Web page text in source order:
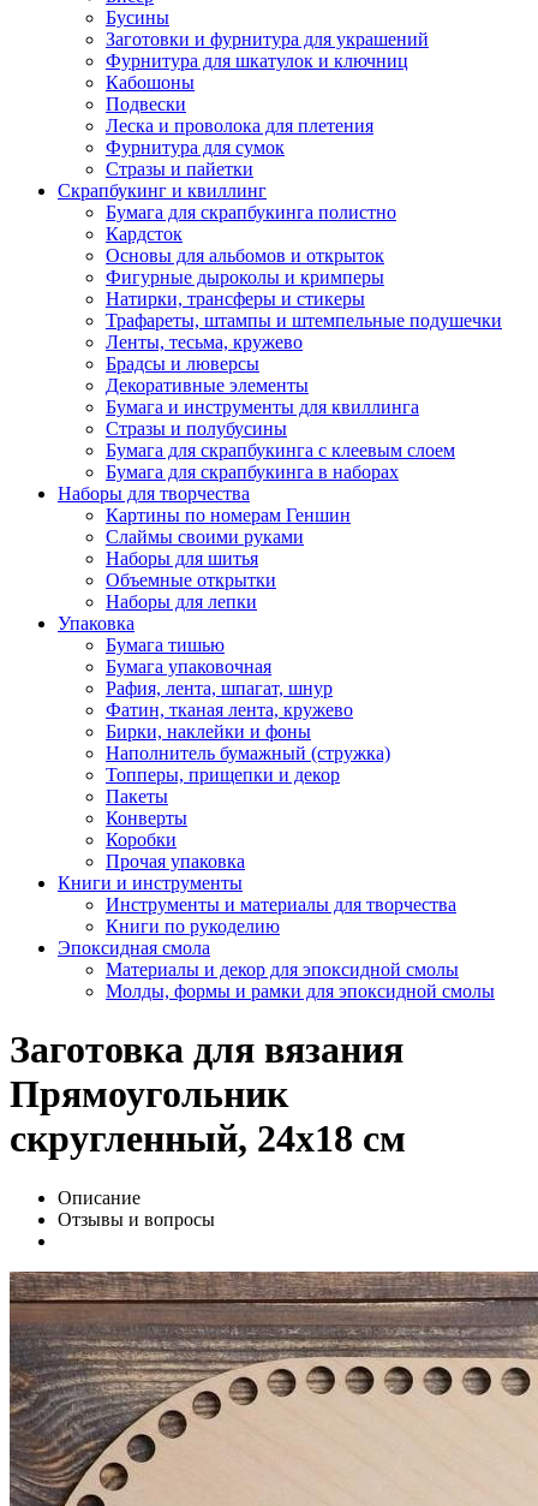
Бусины
Заготовки и фурнитура для украшений
Фурнитура для шкатулок и ключниц
Кабошоны
Подвески
Леска и проволока для плетения
Фурнитура для сумок
Стразы и пайетки
Скрапбукинг и квиллинг
Бумага для скрапбукинга полистно
Кардсток
Основы для альбомов и открыток
Фигурные дыроколы и кримперы
Натирки, трансферы и стикеры
Трафареты, штампы и штемпельные подушечки
Ленты, тесьма, кружево
Брадсы и люверсы
Декоративные элементы
Бумага и инструменты для квиллинга
Стразы и полубусины
Бумага для скрапбукинга с клеевым слоем
Бумага для скрапбукинга в наборах
Наборы для творчества
Картины по номерам Геншин
Слаймы своими руками
Наборы для шитья
Объемные открытки
Наборы для лепки
Упаковка
Бумага тишью
Бумага упаковочная
Рафия, лента, шпагат, шнур
Фатин, тканая лента, кружево
Бирки, наклейки и фоны
Наполнитель бумажный (стружка)
Топперы, прищепки и декор
Пакеты
Конверты
Коробки
Прочая упаковка
Книги и инструменты
Инструменты и материалы для творчества
Книги по рукоделию
Эпоксидная смола
Материалы и декор для эпоксидной смолы
Молды, формы и рамки для эпоксидной смолы
Заготовка для вязания
Прямоугольник
скругленный, 24х18 см
Описание
Отзывы и вопросы